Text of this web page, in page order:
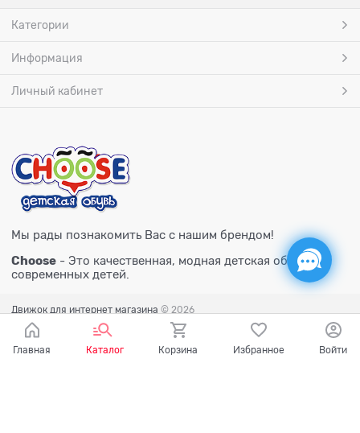
Категории
Информация
Личный кабинет
Мы рады познакомить Вас с нашим брендом!
Choose - Это качественная, модная детская обувь для
современных детей.
Движок для интернет магазина © 2026
Главная Каталог Корзина Избранное Войти